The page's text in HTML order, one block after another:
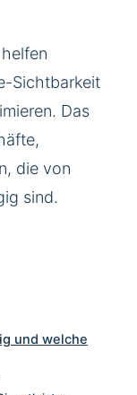
Sichtbarkeit
Das
die von
sind.
und welche